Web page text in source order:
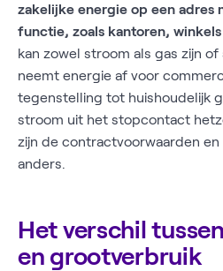
zakelijke energie op een adres
functie, zoals kantoren,
kan zowel stroom als gas zijn of
neemt energie af voor
tegenstelling tot huishoudelijk
stroom uit het stopcontact
zijn de contractvoorwaarden
anders.
Het verschil
en grootverbruik